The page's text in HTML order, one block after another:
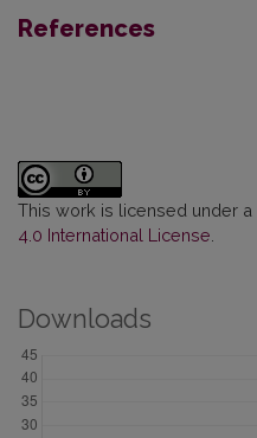
References
This work is licensed under a
4.0 International License
Downloads